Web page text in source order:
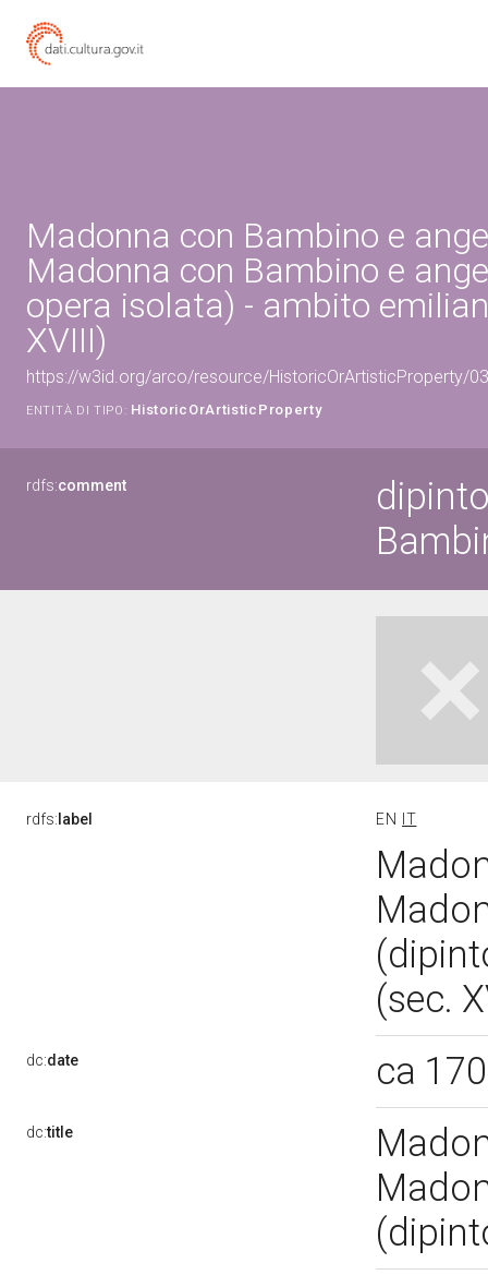
Madonna con Bambino e
Madonna con Bambino e
opera isolata) - ambito
XVIII)
https://w3id.org/arco/resource/HistoricOrArtisticProperty/
ENTITÀ DI TIPO: HistoricOrArtisticProperty
rdfs:comment
rdfs: label EN IT
(sec.
dc:date ca
dc:title